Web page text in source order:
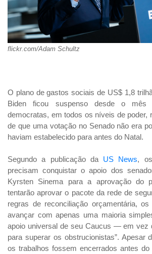
flickr.com/Adam Schultz
O plano de gastos sociais de US$ 1,8
Biden ficou suspenso desde o mês
democratas, em todos os níveis de poder,
de que uma votação no Senado não era
haviam estabelecido para antes do Natal.
Segundo a publicação da US News,
precisam conquistar o apoio dos
Kyrsten Sinema para a aprovação do
tentarão aprovar o pacote da rede de
regras de reconciliação orçamentária,
avançar com apenas uma maioria
apoio universal de seu Caucus — em vez
para superar os obstrucionistas”. Apesar
os trabalhos fossem encerrados antes